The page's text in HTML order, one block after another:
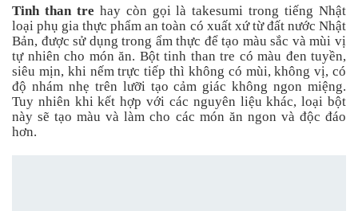
Tinh than tre hay còn gọi là takesumi trong tiếng Nhật
loại phụ gia thực phẩm an toàn có xuất xứ từ đất nước Nhật
Bản, được sử dụng trong ẩm thực để tạo màu sắc và mùi vị
tự nhiên cho món ăn. Bột tinh than tre có màu đen tuyền,
siêu mịn, khi nếm trực tiếp thì không có mùi, không vị, có
độ nhám nhẹ trên lưỡi tạo cảm giác không ngon miệng.
Tuy nhiên khi kết hợp với các nguyên liệu khác, loại bột
này sẽ tạo màu và làm cho các món ăn ngon và độc đáo
hơn.